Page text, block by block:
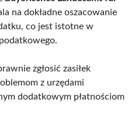
na dokładne oszacowanie
co jest istotne w
zgłosić zasiłek
z urzędami
dodatkowym płatnościom